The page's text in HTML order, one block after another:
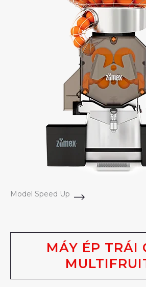
Model Speed Up
MÁY ÉP TRÁI